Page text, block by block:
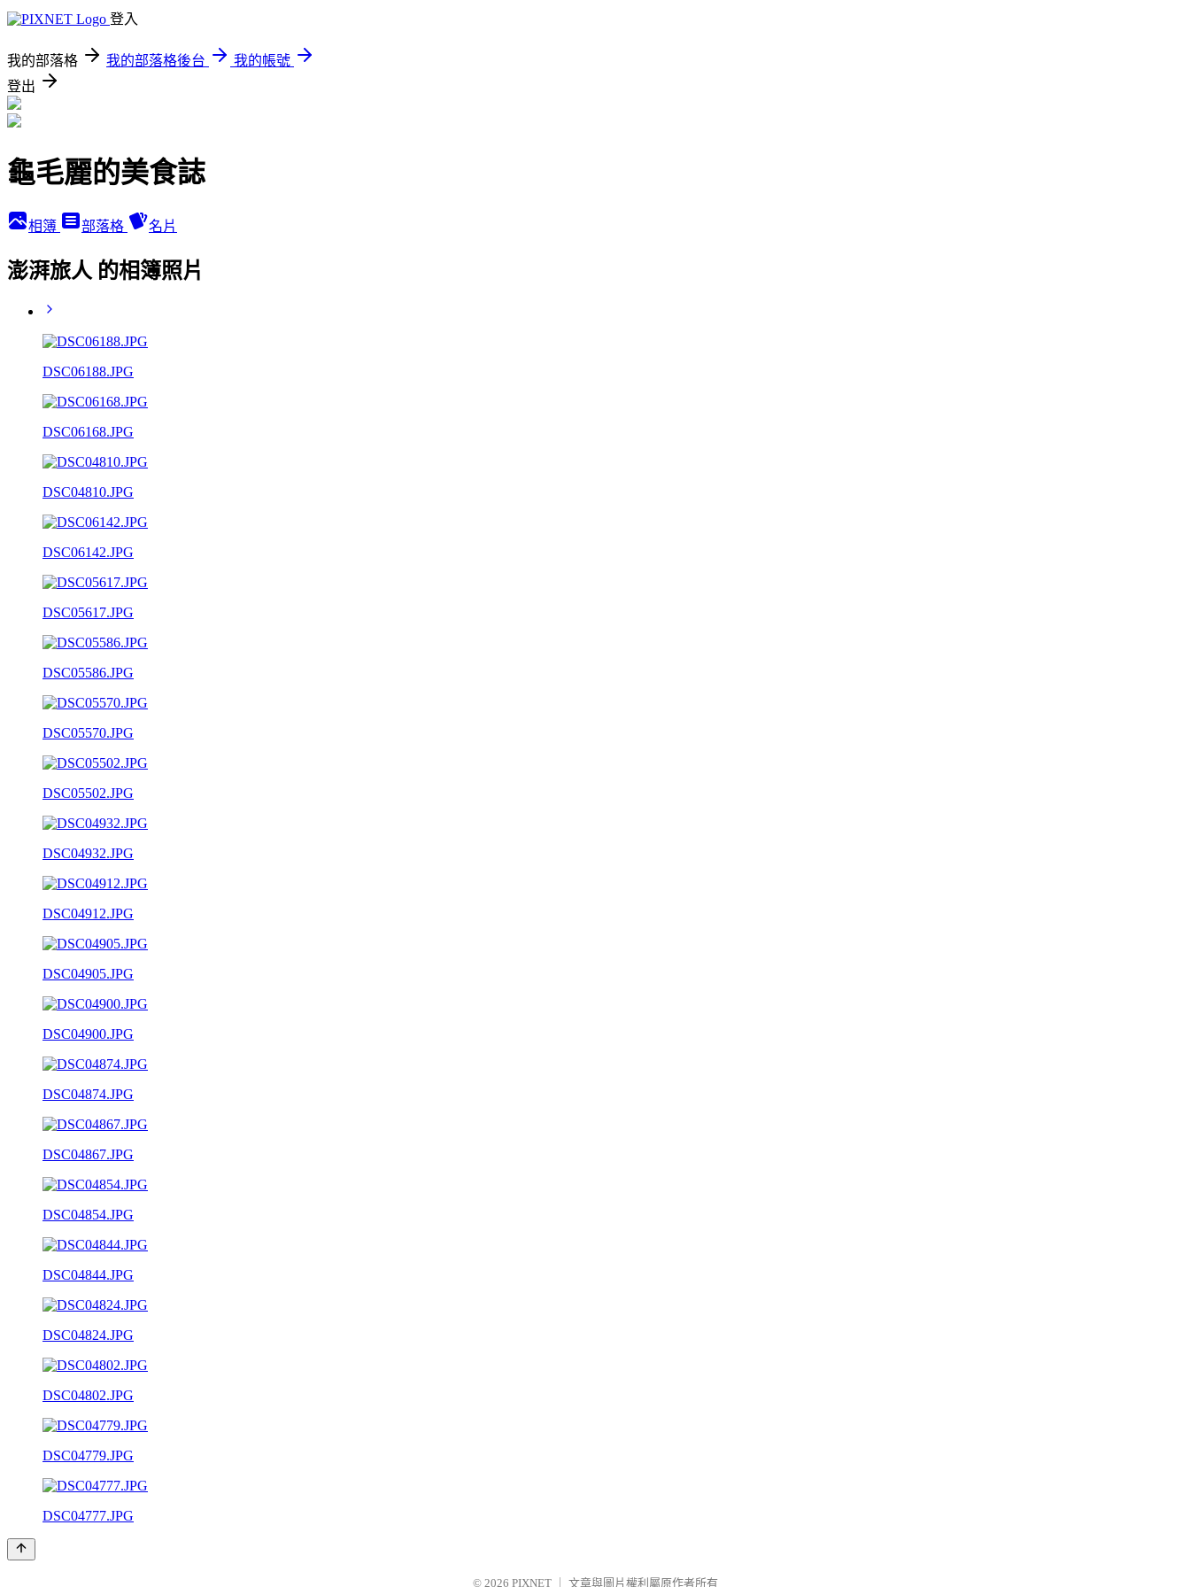
登入
我的部落格 我的部落格後台
我的帳號
登出
龜毛麗的美食誌
相簿 部落格 名片
澎湃旅人 的相簿照片
DSC06188.JPG
DSC06168.JPG
DSC04810.JPG
DSC06142.JPG
DSC05617.JPG
DSC05586.JPG
DSC05570.JPG
DSC05502.JPG
DSC04932.JPG
DSC04912.JPG
DSC04905.JPG
DSC04900.JPG
DSC04874.JPG
DSC04867.JPG
DSC04854.JPG
DSC04844.JPG
DSC04824.JPG
DSC04802.JPG
DSC04779.JPG
DSC04777.JPG
© 2026 PIXNET 文章與圖片權利屬原作者所有